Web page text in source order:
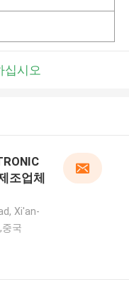
십시오
조업체
Xi'an-
국